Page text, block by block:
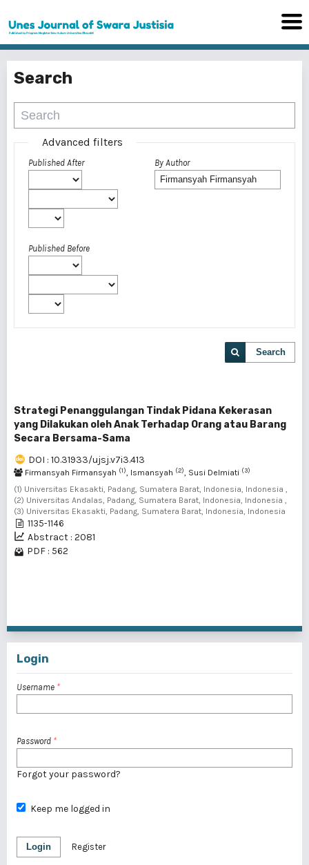
Search
Advanced filters
Published After
Published Before
By Author
Search
Strategi Penanggulangan Tindak Pidana Kekerasan
yang Dilakukan oleh Anak Terhadap Orang atau Barang
Secara Bersama-Sama
DOI : 10.31933/ujsj.v7i3.413
Firmansyah Firmansyah (1), Ismansyah (2), Susi Delmiati (3)
(1) Universitas Ekasakti, Padang, Sumatera Barat, Indonesia, Indonesia ,
(2) Universitas Andalas, Padang, Sumatera Barat, Indonesia, Indonesia ,
(3) Universitas Ekasakti, Padang, Sumatera Barat, Indonesia, Indonesia
1135-1146
Abstract : 2081
PDF : 562
Login
Username *
Password *
Forgot your password?
Keep me logged in
Login Register